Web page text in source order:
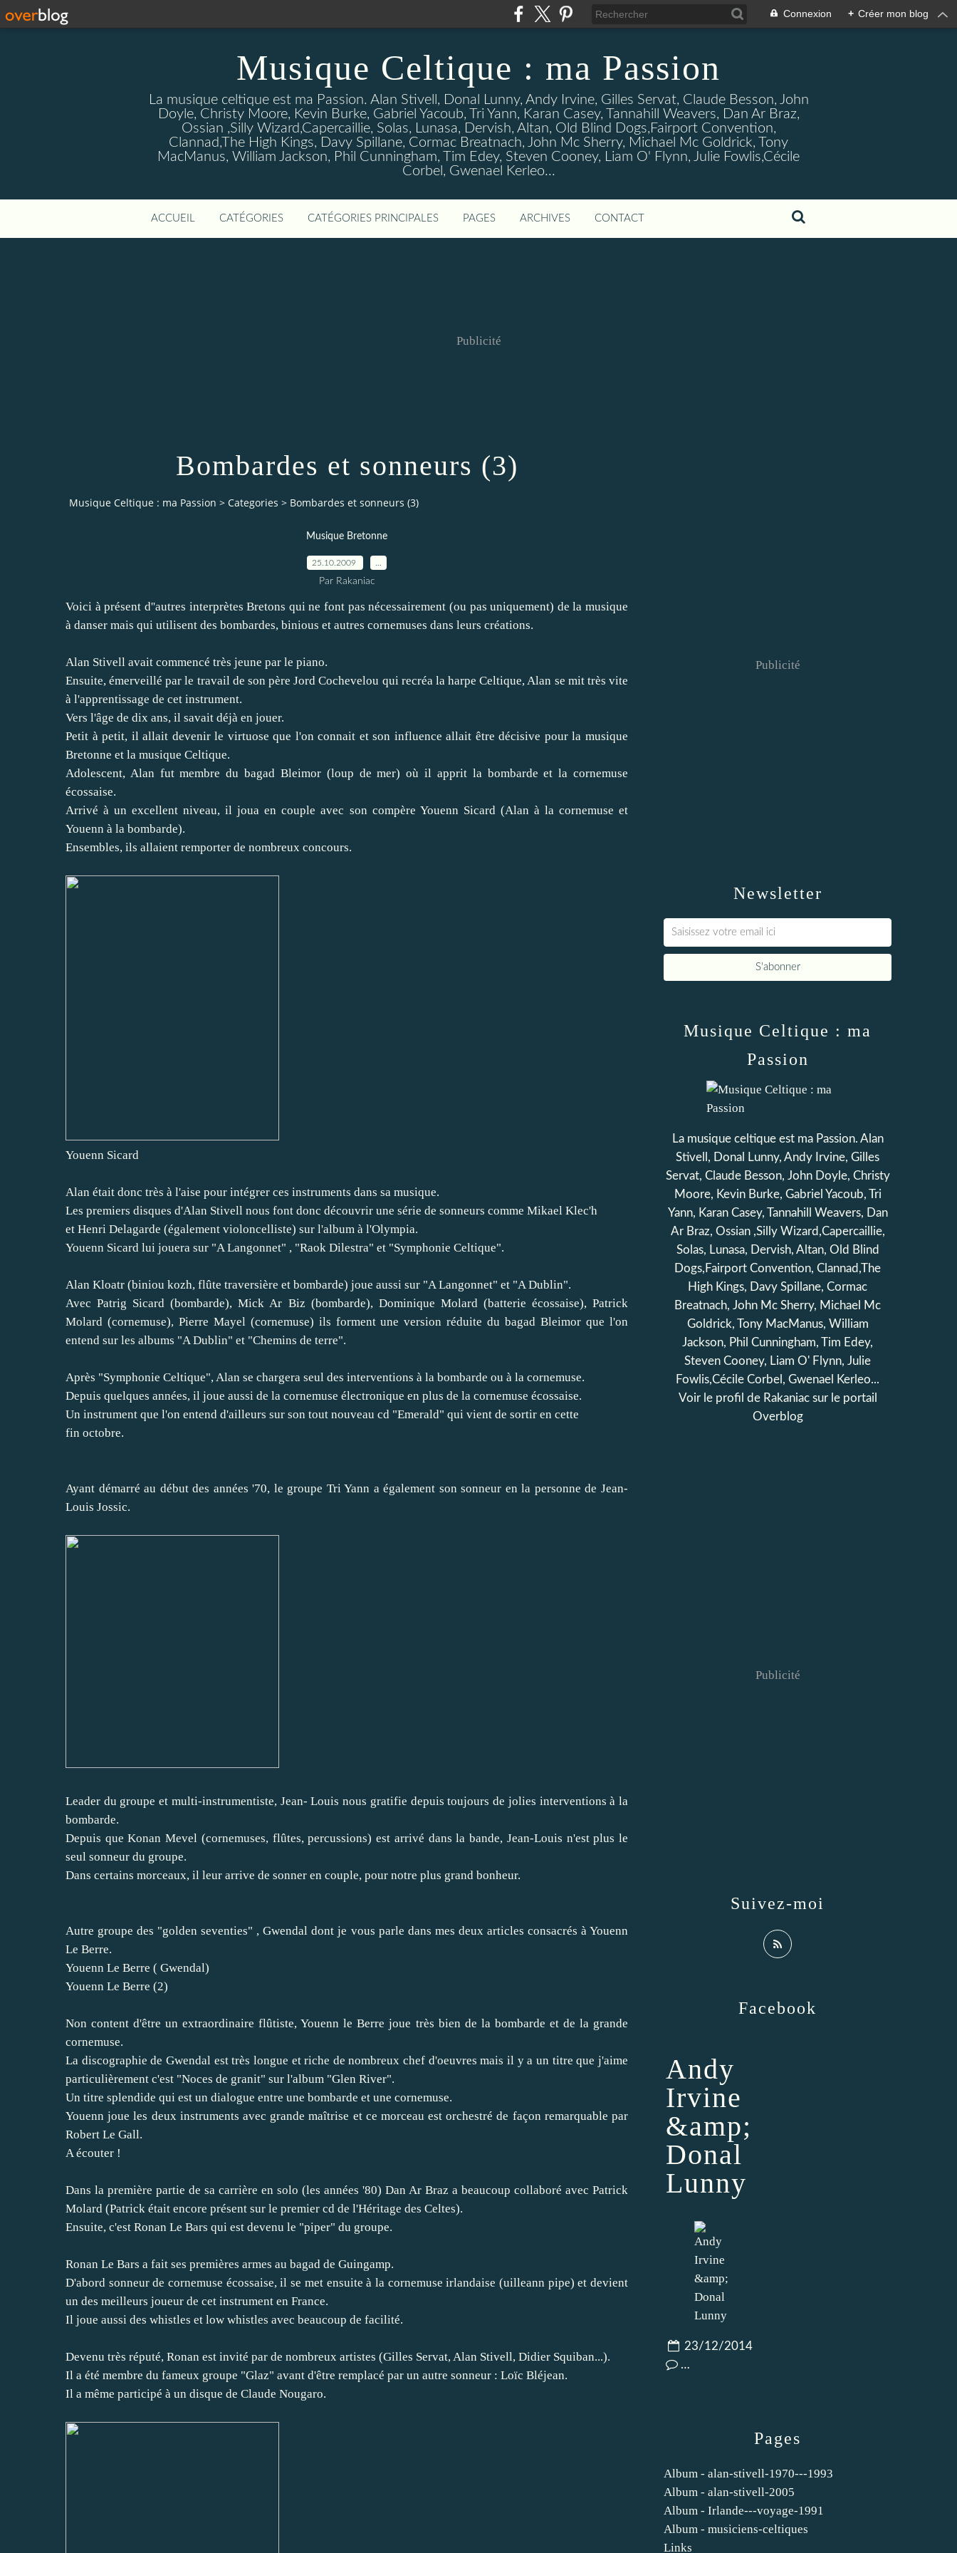
Connexion + Créer mon blog
Musique Celtique : ma Passion
La musique celtique est ma Passion. Alan Stivell, Donal Lunny, Andy Irvine, Gilles Servat, Claude Besson, John
Doyle, Christy Moore, Kevin Burke, Gabriel Yacoub, Tri Yann, Karan Casey, Tannahill Weavers, Dan Ar Braz,
Ossian ,Silly Wizard,Capercaillie, Solas, Lunasa, Dervish, Altan, Old Blind Dogs,Fairport Convention,
Clannad,The High Kings, Davy Spillane, Cormac Breatnach, John Mc Sherry, Michael Mc Goldrick, Tony
MacManus, William Jackson, Phil Cunningham, Tim Edey, Steven Cooney, Liam O' Flynn, Julie Fowlis,Cécile
Corbel, Gwenael Kerleo...
ACCUEIL CATÉGORIES CATÉGORIES PRINCIPALES PAGES ARCHIVES CONTACT
Publicité
Bombardes et sonneurs (3)
Musique Celtique : ma Passion > Categories > Bombardes et sonneurs (3)
Musique Bretonne
25.10.2009
Par Rakaniac
Voici à présent d''autres interprètes Bretons qui ne font pas nécessairement (ou pas uniquement) de la musique
à danser mais qui utilisent des bombardes, binious et autres cornemuses dans leurs créations.
Alan Stivell avait commencé très jeune par le piano.
Ensuite, émerveillé par le travail de son père Jord Cochevelou qui recréa la harpe Celtique, Alan se mit très vite
à l'apprentissage de cet instrument.
Vers l'âge de dix ans, il savait déjà en jouer.
Petit à petit, il allait devenir le virtuose que l'on connait et son influence allait être décisive pour la musique
Bretonne et la musique Celtique.
Adolescent, Alan fut membre du bagad Bleimor (loup de mer) où il apprit la bombarde et la cornemuse
écossaise.
Arrivé à un excellent niveau, il joua en couple avec son compère Youenn Sicard (Alan à la cornemuse et
Youenn à la bombarde).
Ensembles, ils allaient remporter de nombreux concours.
Youenn Sicard
Alan était donc très à l'aise pour intégrer ces instruments dans sa musique.
Les premiers disques d'Alan Stivell nous font donc découvrir une série de sonneurs comme Mikael Klec'h
et Henri Delagarde (également violoncelliste) sur l'album à l'Olympia.
Youenn Sicard lui jouera sur "A Langonnet" , "Raok Dilestra" et "Symphonie Celtique".
Alan Kloatr (biniou kozh, flûte traversière et bombarde) joue aussi sur "A Langonnet" et "A Dublin".
Avec Patrig Sicard (bombarde), Mick Ar Biz (bombarde), Dominique Molard (batterie écossaise), Patrick
Molard (cornemuse), Pierre Mayel (cornemuse) ils forment une version réduite du bagad Bleimor que l'on
entend sur les albums "A Dublin" et "Chemins de terre".
Après "Symphonie Celtique", Alan se chargera seul des interventions à la bombarde ou à la cornemuse.
Depuis quelques années, il joue aussi de la cornemuse électronique en plus de la cornemuse écossaise.
Un instrument que l'on entend d'ailleurs sur son tout nouveau cd "Emerald" qui vient de sortir en cette
fin octobre.
Ayant démarré au début des années '70, le groupe Tri Yann a également son sonneur en la personne de Jean-
Louis Jossic.
Leader du groupe et multi-instrumentiste, Jean- Louis nous gratifie depuis toujours de jolies interventions à la
bombarde.
Depuis que Konan Mevel (cornemuses, flûtes, percussions) est arrivé dans la bande, Jean-Louis n'est plus le
seul sonneur du groupe.
Dans certains morceaux, il leur arrive de sonner en couple, pour notre plus grand bonheur.
Autre groupe des "golden seventies" , Gwendal dont je vous parle dans mes deux articles consacrés à Youenn
Le Berre.
Youenn Le Berre ( Gwendal)
Youenn Le Berre (2)
Non content d'être un extraordinaire flûtiste, Youenn le Berre joue très bien de la bombarde et de la grande
cornemuse.
La discographie de Gwendal est très longue et riche de nombreux chef d'oeuvres mais il y a un titre que j'aime
particulièrement c'est "Noces de granit" sur l'album "Glen River".
Un titre splendide qui est un dialogue entre une bombarde et une cornemuse.
Youenn joue les deux instruments avec grande maîtrise et ce morceau est orchestré de façon remarquable par
Robert Le Gall.
A écouter !
Dans la première partie de sa carrière en solo (les années '80) Dan Ar Braz a beaucoup collaboré avec Patrick
Molard (Patrick était encore présent sur le premier cd de l'Héritage des Celtes).
Ensuite, c'est Ronan Le Bars qui est devenu le "piper" du groupe.
Ronan Le Bars a fait ses premières armes au bagad de Guingamp.
D'abord sonneur de cornemuse écossaise, il se met ensuite à la cornemuse irlandaise (uilleann pipe) et devient
un des meilleurs joueur de cet instrument en France.
Il joue aussi des whistles et low whistles avec beaucoup de facilité.
Devenu très réputé, Ronan est invité par de nombreux artistes (Gilles Servat, Alan Stivell, Didier Squiban...).
Il a été membre du fameux groupe "Glaz" avant d'être remplacé par un autre sonneur : Loïc Bléjean.
Il a même participé à un disque de Claude Nougaro.
Newsletter
Publicité
Pages
Album - alan-stivell-1970---1993
Album - alan-stivell-2005
Album - Irlande---voyage-1991
Album - musiciens-celtiques
Links
Musique Celtique : ma
Passion
La musique celtique est ma Passion. Alan
Stivell, Donal Lunny, Andy Irvine, Gilles
Servat, Claude Besson, John Doyle, Christy
Moore, Kevin Burke, Gabriel Yacoub, Tri
Yann, Karan Casey, Tannahill Weavers, Dan
Ar Braz, Ossian ,Silly Wizard,Capercaillie,
Solas, Lunasa, Dervish, Altan, Old Blind
Dogs,Fairport Convention, Clannad,The
High Kings, Davy Spillane, Cormac
Breatnach, John Mc Sherry, Michael Mc
Goldrick, Tony MacManus, William
Jackson, Phil Cunningham, Tim Edey,
Steven Cooney, Liam O' Flynn, Julie
Fowlis,Cécile Corbel, Gwenael Kerleo...
Voir le profil de Rakaniacsur le portail
Overblog
Suivez-moi
Facebook
Andy
Irvine
&amp;
Donal
Lunny
23/12/2014
…
Publicité